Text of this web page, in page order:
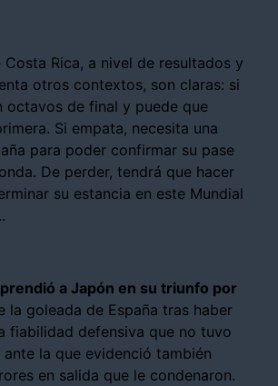
Costa Rica, a nivel de resultados y
otros contextos, son claras: si
octavos de final y puede que
Si empata, necesita una
para poder confirmar su pase
De perder, tendrá que hacer
su estancia en este Mundial
a Japón en su triunfo por
la goleada de España tras haber
fiabilidad defensiva que no tuvo
ante la que evidenció también
en salida que le condenaron.